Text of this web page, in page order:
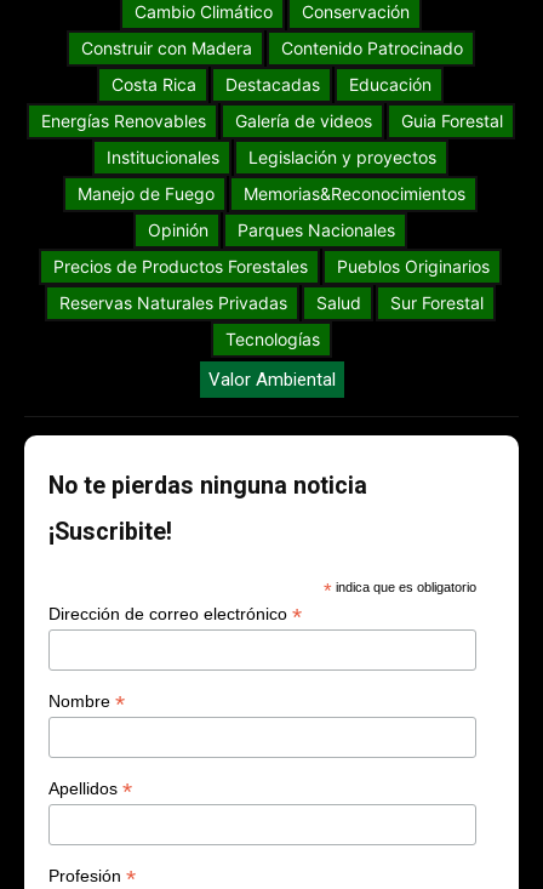
Cambio Climático
Conservación
Construir con Madera
Contenido Patrocinado
Costa Rica
Destacadas
Educación
Energías Renovables
Galería de videos
Guia Forestal
Institucionales
Legislación y proyectos
Manejo de Fuego
Memorias&Reconocimientos
Opinión
Parques Nacionales
Precios de Productos Forestales
Pueblos Originarios
Reservas Naturales Privadas
Salud
Sur Forestal
Tecnologías
Valor Ambiental
No te pierdas ninguna noticia
¡Suscribite!
* indica que es obligatorio
Dirección de correo electrónico *
Nombre *
Apellidos *
Profesión *